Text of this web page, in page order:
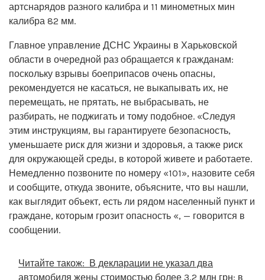
артснарядов разного калибра и 11 минометных мин
калибра 82 мм.
Главное управление ДСНС Украины в Харьковской
области в очередной раз обращается к гражданам:
поскольку взрывы боеприпасов очень опасны,
рекомендуется не касаться, не выкапывать их, не
перемещать, не прятать, не выбрасывать, не
разбирать, не поджигать и тому подобное. «Следуя
этим инструкциям, вы гарантируете безопасность,
уменьшаете риск для жизни и здоровья, а также риск
для окружающей среды, в которой живете и работаете.
Немедленно позвоните по номеру «101», назовите себя
и сообщите, откуда звоните, объясните, что вы нашли,
как выглядит объект, есть ли рядом населенный пункт и
граждане, которым грозит опасность «, — говорится в
сообщении.
Читайте також: В декларации не указал два
автомобиля жены стоимостью более 3,2 млн грн: в